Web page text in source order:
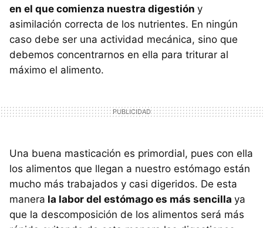
en el que comienza nuestra digestión y
asimilación correcta de los nutrientes. En ningún
caso debe ser una actividad mecánica, sino que
debemos concentrarnos en ella para triturar al
máximo el alimento.
Una buena masticación es primordial, pues con ella
los alimentos que llegan a nuestro estómago están
mucho más trabajados y casi digeridos. De esta
manera la labor del estómago es más sencilla ya
que la descomposición de los alimentos será más